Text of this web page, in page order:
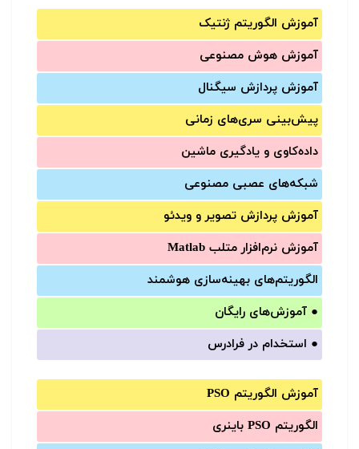
آموزش الگوریتم ژنتیک
آموزش‌ هوش مصنوعی
آموزش‌ پردازش سیگنال
پیش‌‌بینی سری‌‌های زمانی
داده‌کاوی و یادگیری ماشین
شبکه‌های عصبی مصنوعی
آموزش‌ پردازش تصویر و ویدئو
آموزش‌ نرم‌افزار متلب Matlab
الگوریتم‌های بهینه‌سازی هوشمند
● آموزش‌های رایگان
● استخدام در فرادرس
آموزش الگوریتم PSO
الگوریتم PSO باینری